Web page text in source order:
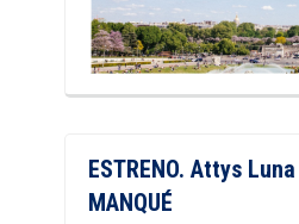
ESTRENO. Attys
MANQUÉ